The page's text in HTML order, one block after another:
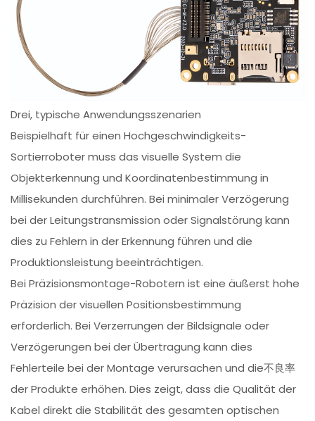
Drei, typische Anwendungsszenarien
Beispielhaft für einen Hochgeschwindigkeits-
Sortierroboter muss das visuelle System die
Objekterkennung und Koordinatenbestimmung in
Millisekunden durchführen. Bei minimaler Verzögerung
bei der Leitungstransmission oder Signalstörung kann
dies zu Fehlern in der Erkennung führen und die
Produktionsleistung beeinträchtigen.
Bei Präzisionsmontage-Robotern ist eine äußerst hohe
Präzision der visuellen Positionsbestimmung
erforderlich. Bei Verzerrungen der Bildsignale oder
Verzögerungen bei der Übertragung kann dies
Fehlerteile bei der Montage verursachen und die不良率
der Produkte erhöhen. Dies zeigt, dass die Qualität der
Kabel direkt die Stabilität des gesamten optischen